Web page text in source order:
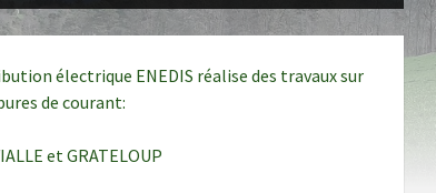
électrique ENEDIS réalise des travaux sur
de courant:
et GRATELOUP